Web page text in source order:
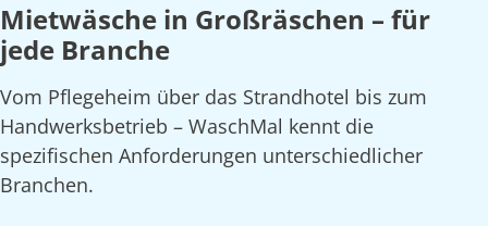
Mietwäsche in Großräschen – für
jede Branche
Vom Pflegeheim über das Strandhotel bis zum
Handwerksbetrieb – WaschMal kennt die
spezifischen Anforderungen unterschiedlicher
Branchen.